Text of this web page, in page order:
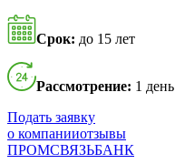
Срок: до 15 лет
Рассмотрение: 1 день
Подать заявку
о компанииотзывы
ПРОМСВЯЗЬБАНК